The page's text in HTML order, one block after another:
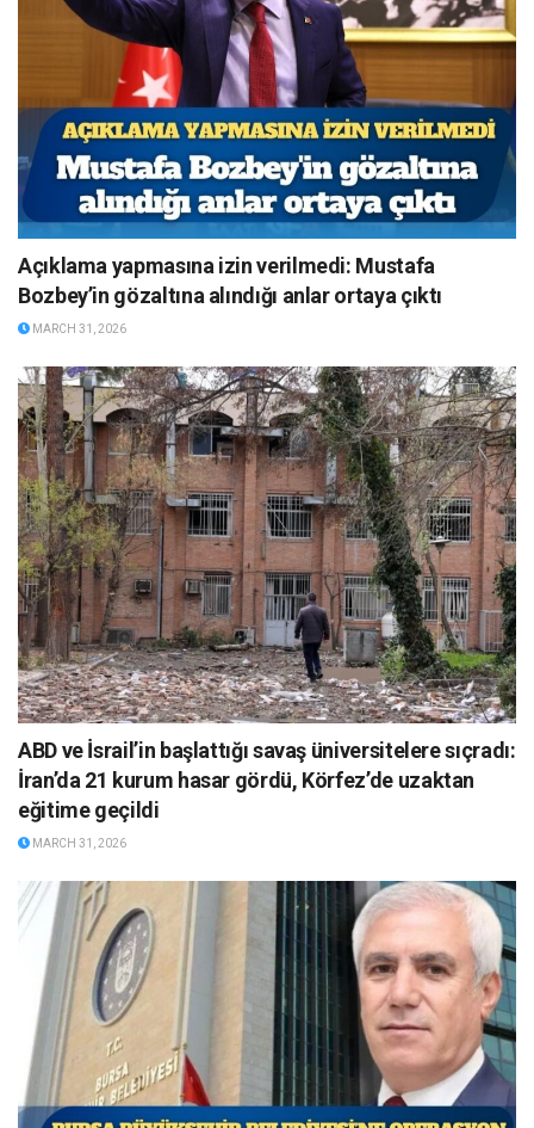
Açıklama yapmasına izin verilmedi: Mustafa
Bozbey’in gözaltına alındığı anlar ortaya çıktı
MARCH 31, 2026
ABD ve İsrail’in başlattığı savaş üniversitelere sıçradı:
İran’da 21 kurum hasar gördü, Körfez’de uzaktan
eğitime geçildi
MARCH 31, 2026